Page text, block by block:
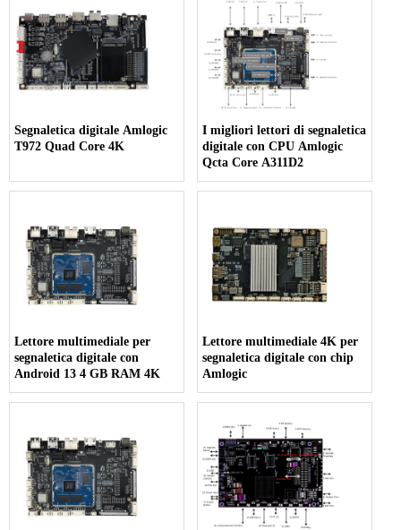
Segnaletica digitale Amlogic
T972 Quad Core 4K
I migliori lettori di segnaletica
digitale con CPU Amlogic
Qcta Core A311D2
Lettore multimediale per
segnaletica digitale con
Android 13 4 GB RAM 4K
Lettore multimediale 4K per
segnaletica digitale con chip
Amlogic